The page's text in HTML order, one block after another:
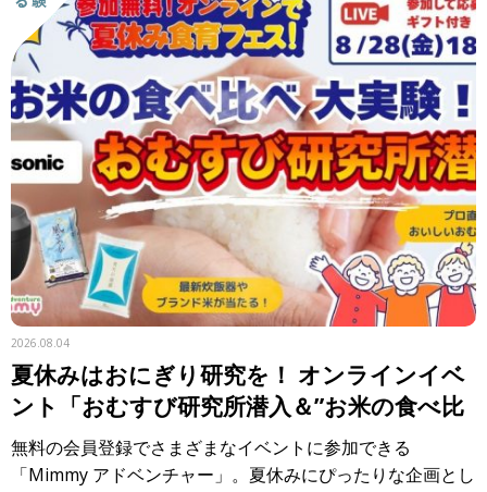
2026.08.04
夏休みはおにぎり研究を！ オンラインイベ
ント「おむすび研究所潜入＆”お米の食べ比
べ”大実験！」
無料の会員登録でさまざまなイベントに参加できる
「Mimmy アドベンチャー」。夏休みにぴったりな企画とし